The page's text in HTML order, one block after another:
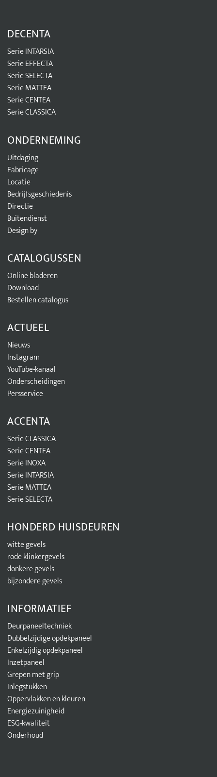
DECENTA
Serie INTARSIA
Serie EFFECTA
Serie SELECTA
Serie MATTEA
Serie CENTEA
Serie CLASSICA
ONDERNEMING
Uitdaging
Fabricage
Locatie
Bedrijfsgeschiedenis
Directie
Buitendienst
Design by
CATALOGUSSEN
Online bladeren
Download
Bestellen catalogus
ACTUEEL
Nieuws
Instagram
YouTube-kanaal
Onderscheidingen
Persservice
ACCENTA
Serie CLASSICA
Serie CENTEA
Serie INOXA
Serie INTARSIA
Serie MATTEA
Serie SELECTA
HONDERD HUISDEUREN
witte gevels
rode klinkergevels
donkere gevels
bijzondere gevels
INFORMATIEF
Deurpaneeltechniek
Dubbelzijdige opdekpaneel
Enkelzijdig opdekpaneel
Inzetpaneel
Grepen met grip
Inlegstukken
Oppervlakken en kleuren
Energiezuinigheid
ESG-kwaliteit
Onderhoud